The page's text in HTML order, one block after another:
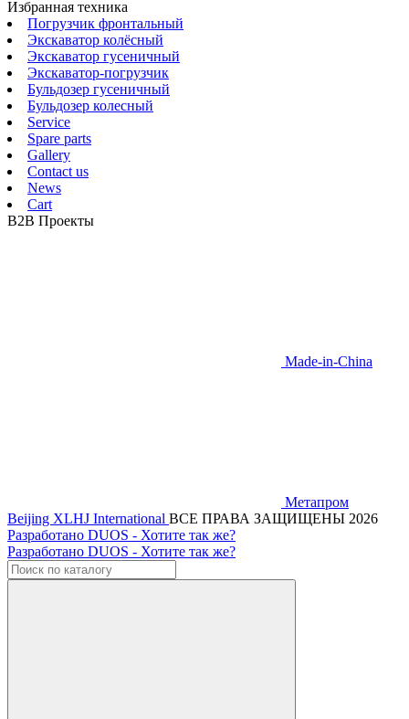
Избранная техника
Погрузчик фронтальный
Экскаватор колёсный
Экскаватор гусеничный
Экскаватор-погрузчик
Бульдозер гусеничный
Бульдозер колесный
Service
Spare parts
Gallery
Contact us
News
Cart
B2B Проекты
Made-in-China
Метапром
Beijing XLHJ International ВСЕ ПРАВА ЗАЩИЩЕНЫ 2026
Разработано DUOS - Хотите так же?
Разработано DUOS - Хотите так же?